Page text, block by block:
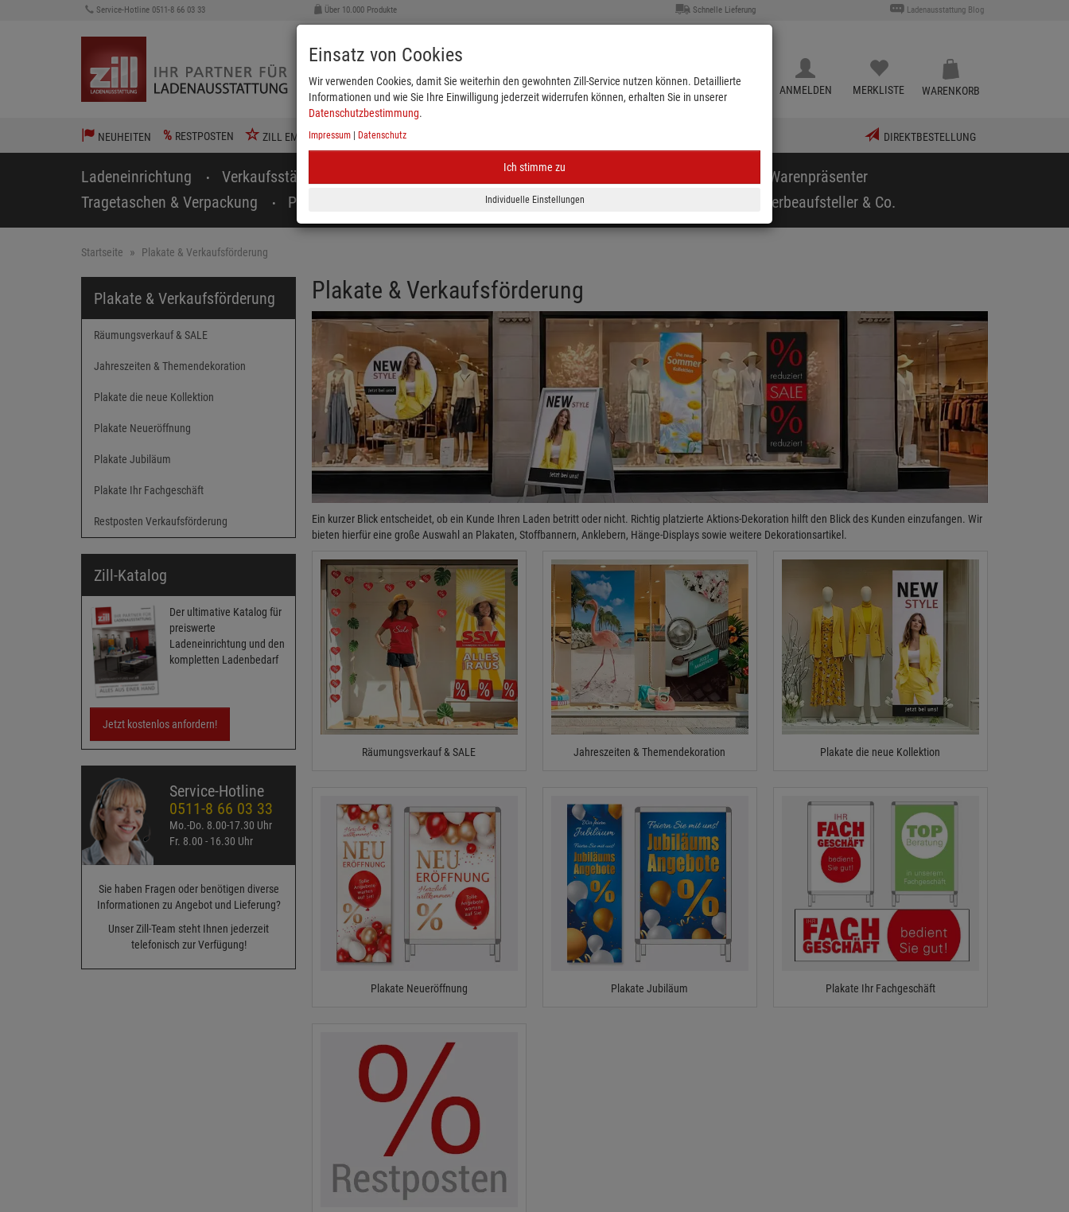
Service-Hotline 0511-8 66 03 33 Über 10.000 Produkte Schnelle Lieferung Ladenausstattung Blog
ANMELDEN MERKLISTE WARENKORB
NEUHEITEN % RESTPOSTEN ZILL EMPFIEHLT DIREKTBESTELLUNG
Ladeneinrichtung Verkaufsständer Kleiderbügel & Größenkennzeichnung
Schaufensterpuppen & Warenpräsenter
Tragetaschen & Verpackung
Preisauszeichnung Plakate & Verkaufsförderung Werbeaufsteller & Co.
Startseite Plakate & Verkaufsförderung
Plakate & Verkaufsförderung
Räumungsverkauf & SALE
Jahreszeiten & Themendekoration
Plakate die neue Kollektion
Plakate Neueröffnung
Plakate Jubiläum
Plakate Ihr Fachgeschäft
Restposten Verkaufsförderung
Zill-Katalog
Der ultimative Katalog für
preiswerte
Ladeneinrichtung und den
kompletten Ladenbedarf
Jetzt kostenlos anfordern!
Service-Hotline
0511-8 66 03 33
Mo.-Do. 8.00-17.30 Uhr
Fr. 8.00 - 16.30 Uhr
Sie haben Fragen oder benötigen diverse
Informationen zu Angebot und Lieferung?
Unser Zill-Team steht Ihnen jederzeit
telefonisch zur Verfügung!
Plakate & Verkaufsförderung
Ein kurzer Blick entscheidet, ob ein Kunde Ihren Laden betritt oder nicht. Richtig platzierte Aktions-Dekoration hilft den Blick des Kunden einzufangen. Wir
bieten hierfür eine große Auswahl an Plakaten, Stoffbannern, Anklebern, Hänge-Displays sowie weitere Dekorationsartikel.
Räumungsverkauf & SALE Jahreszeiten & Themendekoration Plakate die neue Kollektion
Plakate Neueröffnung Plakate Jubiläum Plakate Ihr Fachgeschäft
Einsatz von Cookies
Wir verwenden Cookies, damit Sie weiterhin den gewohnten Zill-Service nutzen können. Detaillierte
Informationen und wie Sie Ihre Einwilligung jederzeit widerrufen können, erhalten Sie in unserer
Datenschutzbestimmung.
Impressum Datenschutz
Ich stimme zu